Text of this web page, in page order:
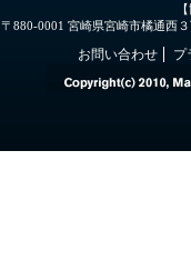
〒880-0001 宮崎県宮崎市橘通西
お問い合わせ プ